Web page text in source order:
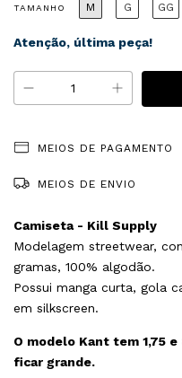
TAMANHO M G GG
Atenção, última peça!
MEIOS DE PAGAMENTO
MEIOS DE ENVIO
Camiseta - Kill Supply
Modelagem streetwear,
gramas, 100% algodão.
Possui manga curta, gola
em silkscreen.
O modelo Kant tem 1,75
ficar grande.